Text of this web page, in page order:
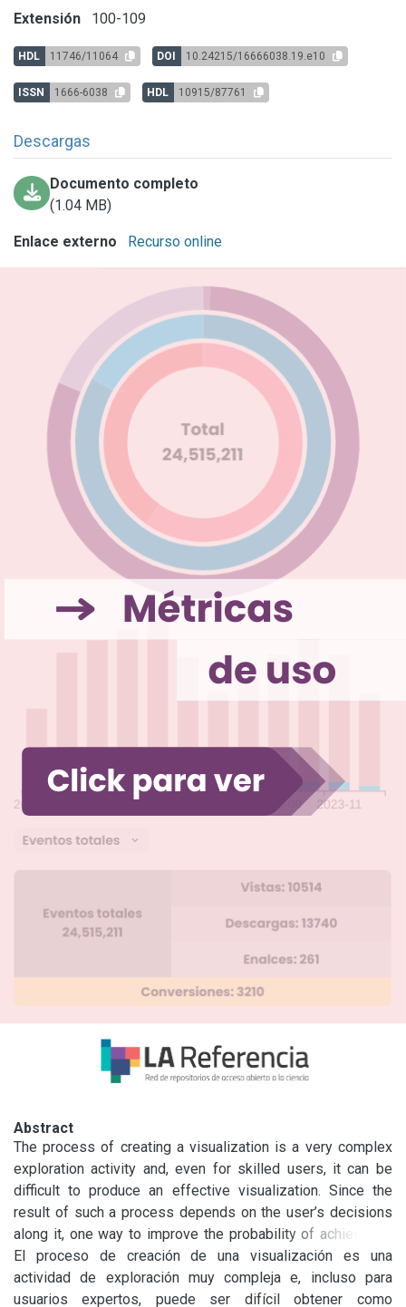
Extensión 100-109
HDL 11746/11064 DOI 10.24215/16666038.19.e10
ISSN 1666-6038 HDL 10915/87761
Descargas
Documento completo
(1.04 MB)
Enlace externo Recurso online
Abstract
The process of creating a visualization is a very complex
exploration activity and, even for skilled users, it can be
difficult to produce an effective visualization. Since the
result of such a process depends on the user’s decisions
along it, one way to improve the probability of achieving a
useful outcome is to assist the user in the configuration
and preparation of the visualization. Our proposal consists
in live suggestions on how to improve the visualization.
El proceso de creación de una visualización es una
actividad de exploración muy compleja e, incluso para
usuarios expertos, puede ser difícil obtener como